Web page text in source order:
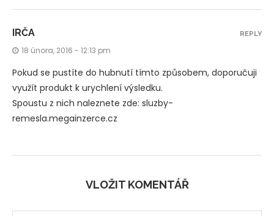
IRČA
18 února, 2016 - 12:13 pm
Pokud se pustíte do hubnutí tímto způsobem, doporučuji
využít produkt k urychlení výsledku.
Spoustu z nich naleznete zde: sluzby-
remesla.megainzerce.cz
REPLY
VLOŽIT KOMENTÁŘ